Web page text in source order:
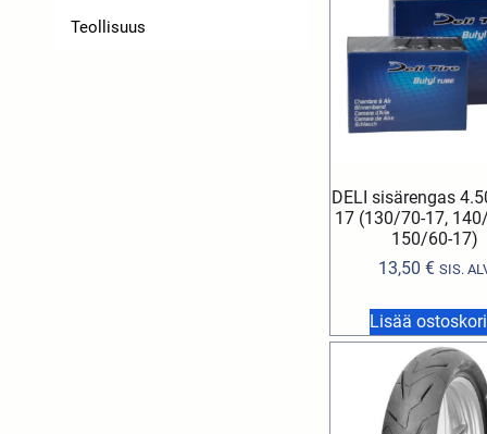
Teollisuus
DELI sisärengas
17 (130/70-17,
150/60-17)
13,50€ SIS.
Lisää